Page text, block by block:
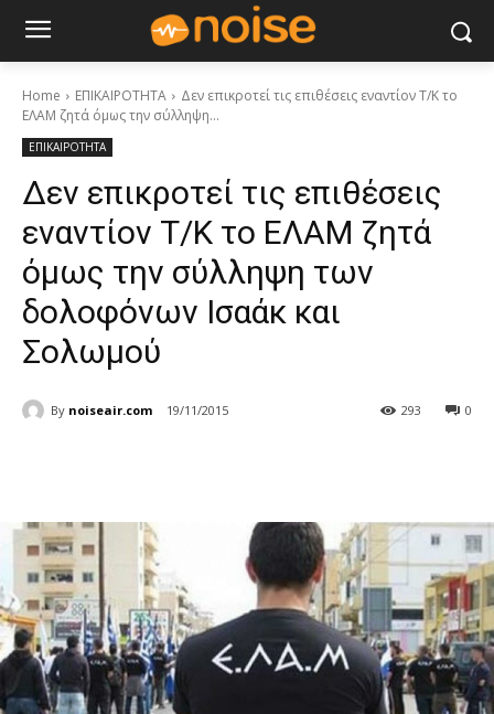
Home ΕΠΙΚΑΙΡΟΤΗΤΑ
Δεν επικροτεί τις επιθέσεις εναντίον Τ/Κ το
ΕΛΑΜ ζητά όμως την σύλληψη...
ΕΠΙΚΑΙΡΟΤΗΤΑ
Δεν επικροτεί τις επιθέσεις
εναντίον Τ/Κ το ΕΛΑΜ ζητά
όμως την σύλληψη των
δολοφόνων Ισαάκ και
Σολωμού
By noiseair.com 19/11/2015 0
293